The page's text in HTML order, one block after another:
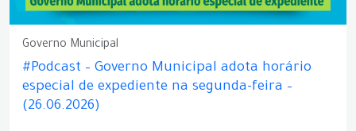
Governo Municipal
#Podcast – Governo Municipal adota horário
especial de expediente na segunda-feira –
(26.06.2026)